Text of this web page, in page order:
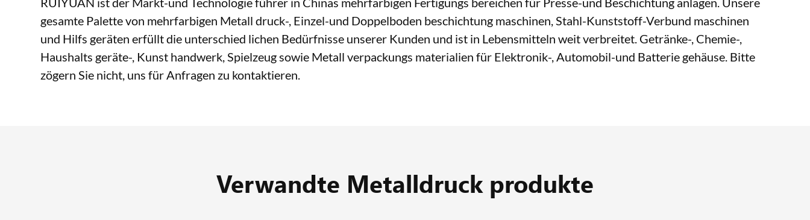
gesamte Palette von mehrfarbigen Metall druck-, Einzel-und Doppelboden beschichtung maschinen, Stahl-Kunststoff-Verbund maschinen
und Hilfs geräten erfüllt die unterschied lichen Bedürfnisse unserer Kunden und ist in Lebensmitteln weit verbreitet. Getränke-, Chemie-,
Haushalts geräte-, Kunst handwerk, Spielzeug sowie Metall verpackungs materialien für Elektronik-, Automobil-und Batterie gehäuse. Bitte
zögern Sie nicht, uns für Anfragen zu kontaktieren.
Verwandte Metalldruck produkte